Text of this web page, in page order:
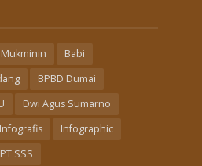
Babi
BPBD Dumai
Dwi Agus Sumarno
Infografis
Infographic
SSS